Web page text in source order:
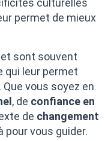
culturelles
permet de mieux
sont souvent
qui leur permet
vous soyez en
, de confiance en
de changement
pour vous guider.